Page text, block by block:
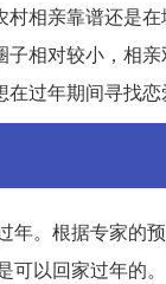
相亲靠谱还是
相对较小，相
过年期间寻找恋
。根据专家的
以回家过年的